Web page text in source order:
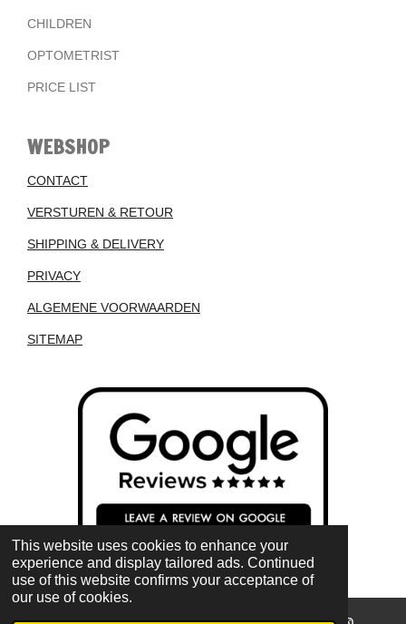
This website uses cookies to enhance your
experience and display tailored ads. Continued
use of this website confirms your acceptance of
our use of cookies.
CHILDREN
OPTOMETRIST
PRICE LIST
WEBSHOP
CONTACT
VERSTUREN & RETOUR
SHIPPING & DELIVERY
PRIVACY
ALGEMENE VOORWAARDEN
SITEMAP